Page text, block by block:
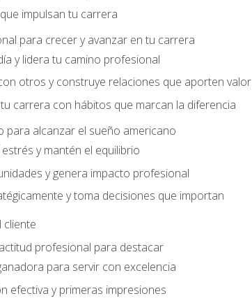
impulsan tu carrera
para crecer y avanzar en tu carrera
y lidera tu camino profesional
otros y construye relaciones que aporten valor
carrera con hábitos que marcan la diferencia
para alcanzar el sueño americano
y mantén el equilibrio
y genera impacto profesional
y toma decisiones que importan
cliente
profesional para destacar
para servir con excelencia
efectiva y primeras impresiones